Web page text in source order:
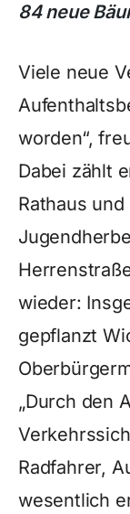
84 neue
Viele neue
worden“,
Dabei zählt
Rathaus
wieder:
gepflanzt
„Durch den
Radfahrer,
wesentlich